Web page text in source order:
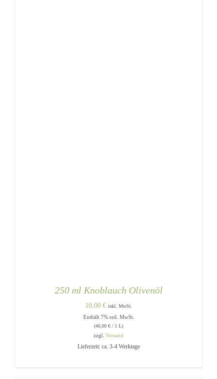
250 ml Knoblauch Olivenöl
10,00 € inkl. MwSt.
Enthält 7% red. MwSt.
(40,00 € / 1 L)
zzgl. Versand
Lieferzeit: ca. 3-4 Werktage